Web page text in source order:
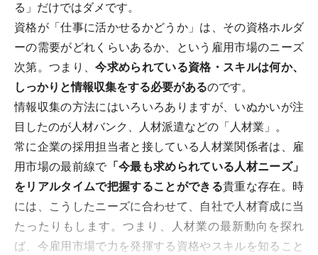
る」だけではダメです。
資格が「仕事に活かせるかどうか」は、その資格ホルダ
ーの需要がどれくらいあるか、という雇用市場のニーズ
次第。つまり、今求められている資格・スキルは何か、
しっかりと情報収集をする必要があるのです。
情報収集の方法にはいろいろありますが、いぬかいが注
目したのが人材バンク、人材派遣などの「人材業」。
常に企業の採用担当者と接している人材業関係者は、雇
用市場の最前線で 「今最も求められている人材ニーズ」
をリアルタイムで把握することができる貴重な存在。時
には、こうしたニーズに合わせて、自社で人材育成に当
たったりもします。つまり、人材業の最新動向を探れ
ば、今雇用市場で力を発揮する資格やスキルを知ること